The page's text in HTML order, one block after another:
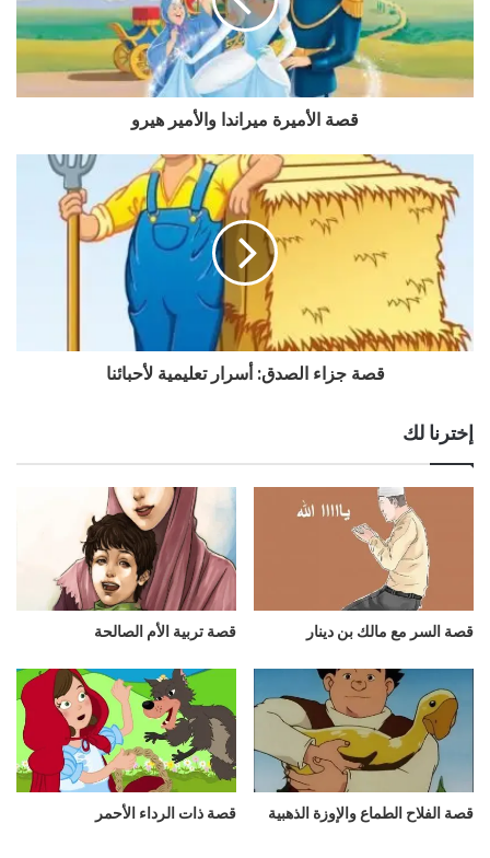
قصة الأميرة ميراندا والأمير هيرو
قصة جزاء الصدق: أسرار تعليمية لأحبائنا
إخترنا لك
قصة السر مع مالك بن دينار قصة تربية الأم الصالحة
قصة الفلاح الطماع والإوزة الذهبية قصة ذات الرداء الأحمر